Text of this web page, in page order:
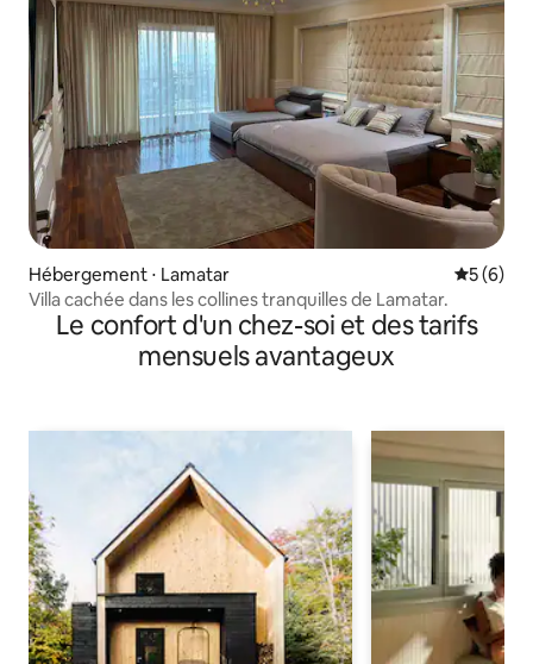
Hébergement ⋅ Lamatar
5 (6)
Villa cachée dans les collines tranquilles de Lamatar.
Le confort d'un chez-soi et des tarifs
mensuels avantageux